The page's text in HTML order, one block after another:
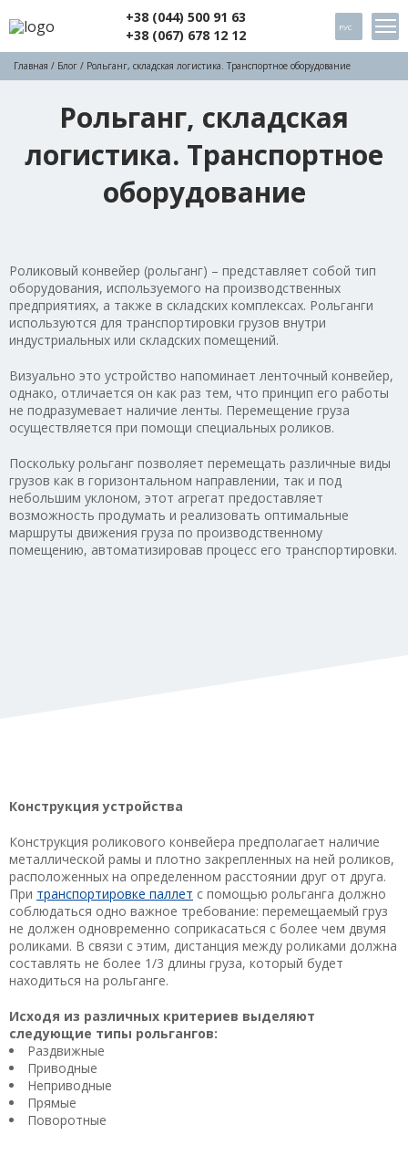
+38 (044) 500 91 63
+38 (067) 678 12 12
РУС
Главная / Блог / Рольганг, складская логистика. Транспортное оборудование
Рольганг, складская
логистика. Транспортное
оборудование
Роликовый конвейер (рольганг) – представляет собой тип
оборудования, используемого на производственных
предприятиях, а также в складских комплексах. Рольганги
используются для транспортировки грузов внутри
индустриальных или складских помещений.
Визуально это устройство напоминает ленточный конвейер,
однако, отличается он как раз тем, что принцип его работы
не подразумевает наличие ленты. Перемещение груза
осуществляется при помощи специальных роликов.
Поскольку рольганг позволяет перемещать различные виды
грузов как в горизонтальном направлении, так и под
небольшим уклоном, этот агрегат предоставляет
возможность продумать и реализовать оптимальные
маршруты движения груза по производственному
помещению, автоматизировав процесс его транспортировки.
Конструкция устройства
Конструкция роликового конвейера предполагает наличие
металлической рамы и плотно закрепленных на ней роликов,
расположенных на определенном расстоянии друг от друга.
При транспортировке паллет с помощью рольганга должно
соблюдаться одно важное требование: перемещаемый груз
не должен одновременно соприкасаться с более чем двумя
роликами. В связи с этим, дистанция между роликами должна
составлять не более 1/3 длины груза, который будет
находиться на рольганге.
Исходя из различных критериев выделяют
следующие типы рольгангов:
Раздвижные
Приводные
Неприводные
Прямые
Поворотные